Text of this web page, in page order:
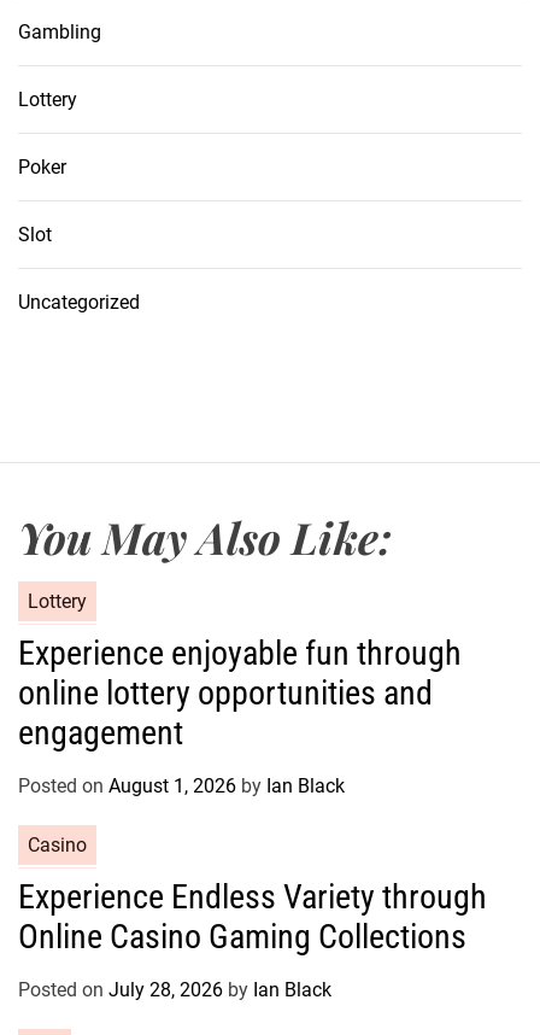
Gambling
Lottery
Poker
Slot
Uncategorized
You May Also Like:
a
e
o
r
s
Lottery
Experience enjoyable fun through
online lottery opportunities and
engagement
Posted on August 1, 2026 by Ian Black
a
e
o
Casino
Experience Endless Variety through
Online Casino Gaming Collections
Posted on July 28, 2026 by Ian Black